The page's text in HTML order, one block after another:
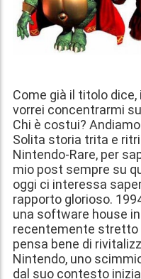
Come già il titolo
vorrei concentrarmi su
Chi è costui?
Solita storia trita e
Nintendo-Rare, per
mio post sempre su
oggi ci interessa
rapporto glorioso.
una software house
recentemente stretto
pensa bene di
Nintendo, uno
dal suo contesto